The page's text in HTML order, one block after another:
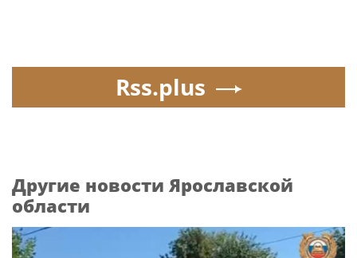
Rss.plus
Другие новости Ярославской
области